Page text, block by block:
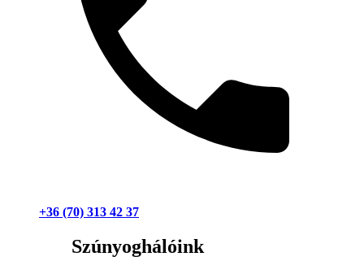
+36 (70) 313 42 37
Szúnyoghálóink